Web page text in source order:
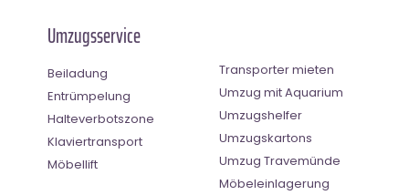
Umzugsservice
Beiladung
Entrümpelung
Halteverbotszone
Klaviertransport
Möbellift
Transporter mieten
Umzug mit Aquarium
Umzugshelfer
Umzugskartons
Umzug Travemünde
Möbeleinlagerung